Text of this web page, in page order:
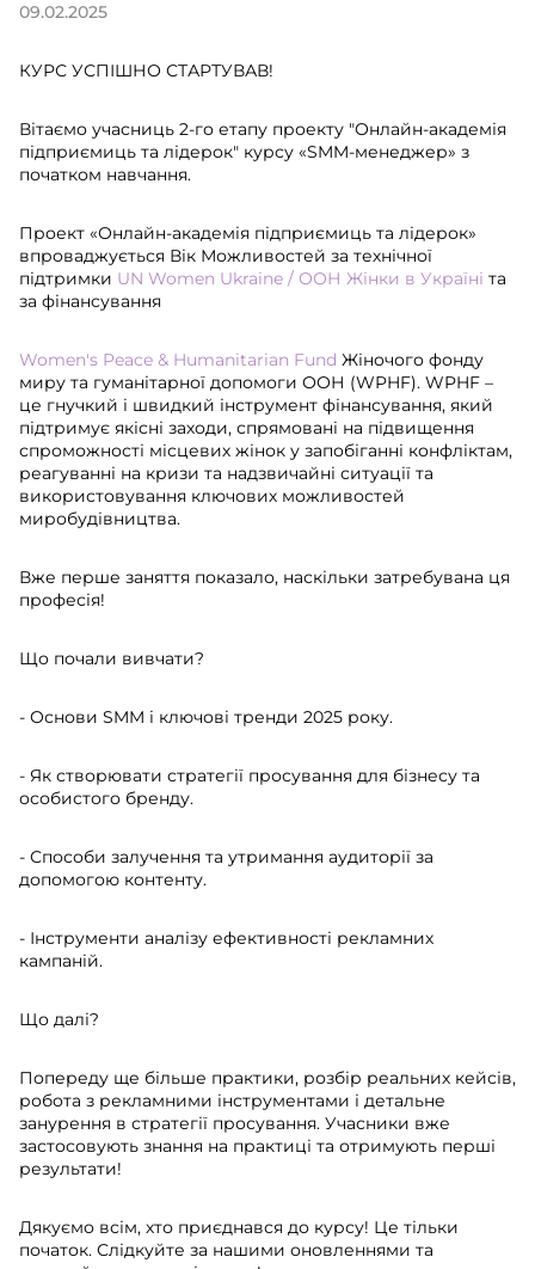
09.02.2025
КУРС УСПІШНО СТАРТУВАВ!
Вітаємо учасниць 2-го етапу проекту "Онлайн-академія
підприємиць та лідерок" курсу «SMM-менеджер» з
початком навчання.
Проект «Онлайн-академія підприємиць та лідерок»
впроваджується Вік Можливостей за технічної
підтримки UN Women Ukraine / ООН Жінки в Україні та
за фінансування
Women's Peace & Humanitarian Fund Жіночого фонду
миру та гуманітарної допомоги ООН (WPHF). WPHF –
це гнучкий і швидкий інструмент фінансування, який
підтримує якісні заходи, спрямовані на підвищення
спроможності місцевих жінок у запобіганні конфліктам,
реагуванні на кризи та надзвичайні ситуації та
використовування ключових можливостей
миробудівництва.
Вже перше заняття показало, наскільки затребувана ця
професія!
Що почали вивчати?
- Основи SMM і ключові тренди 2025 року.
- Як створювати стратегії просування для бізнесу та
особистого бренду.
- Способи залучення та утримання аудиторії за
допомогою контенту.
- Інструменти аналізу ефективності рекламних
кампаній.
Що далі?
Попереду ще більше практики, розбір реальних кейсів,
робота з рекламними інструментами і детальне
занурення в стратегії просування. Учасники вже
застосовують знання на практиці та отримують перші
результати!
Дякуємо всім, хто приєднався до курсу! Це тільки
початок. Слідкуйте за нашими оновленнями та